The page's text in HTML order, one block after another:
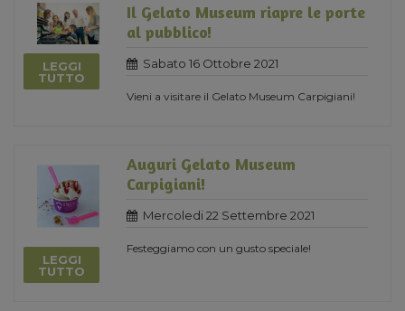
LEGGI
TUTTO
Il Gelato Museum riapre le porte
al pubblico!
Sabato 16 Ottobre 2021
Vieni a visitare il Gelato Museum Carpigiani!
LEGGI
TUTTO
Auguri Gelato Museum
Carpigiani!
Mercoledi 22 Settembre 2021
Festeggiamo con un gusto speciale!